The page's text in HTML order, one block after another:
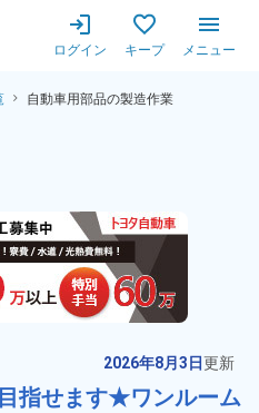
ログイン キープ メニュー
自動車用部品の製造作業
製造作業！
2026年8月3日更新
指せます★ワンルーム